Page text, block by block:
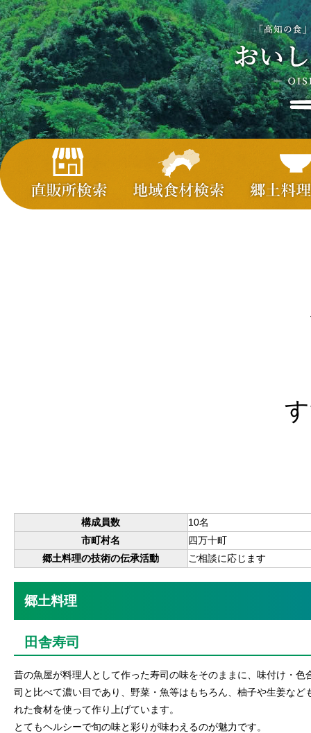
構成員数
10名
市町村名
四万十町
郷土料理の技術の伝承活動
ご相談に応じます
郷土料理
田舎寿司
昔の魚屋が料理人として作った寿司の味をそのままに、味付け・色
司と比べて濃い目であり、野菜・魚等はもちろん、柚子や生姜など
れた食材を使って作り上げています。
とてもヘルシーで旬の味と彩りが味わえるのが魅力です。